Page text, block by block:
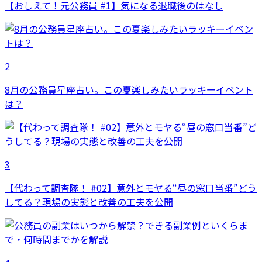
【おしえて！元公務員 #1】気になる退職後のはなし
2
8月の公務員星座占い。この夏楽しみたいラッキーイベント
は？
3
【代わって調査隊！ #02】意外とモヤる“昼の窓口当番”どう
してる？現場の実態と改善の工夫を公開